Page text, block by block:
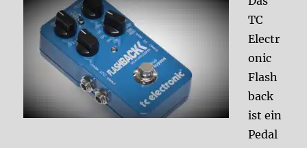
TC
Electr
onic
Flash
back
ist ein
Pedal